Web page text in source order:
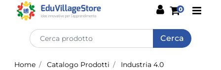
0
Home Catalogo Prodotti
Industria 4.0